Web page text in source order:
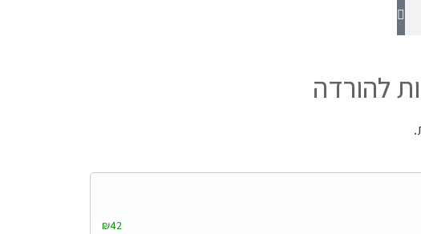
להורדה
₪42